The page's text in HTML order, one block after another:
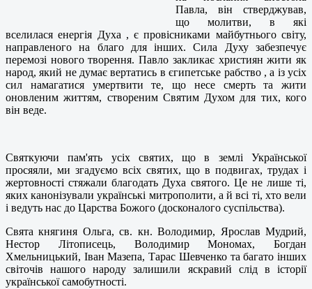
Павла, він стверджував,
що молитви, в які
вселилася енергія Духа , є провісниками майбутнього світу,
направленого на благо для інших. Сила Духу забезпечує
перемозі нового творення. Павло закликає християн жити як
народ, який не думає вертатись в єгипетське рабство , а із усіх
сил намагатися умертвити те, що несе смерть та жити
оновленим життям, створеним Святим Духом для тих, кого
він веде.
Святкуючи пам'ять усіх святих, що в землі Української
просяяли, ми згадуємо всіх святих, що в подвигах, трудах і
жертовності стяжали благодать Духа святого. Це не лише ті,
яких канонізували українські митрополити, а й всі ті, хто вели
і ведуть нас до Царства Божого (досконалого суспільства).
Свята княгиня Ольга, св. кн. Володимир, Ярослав Мудрий,
Нестор Літописець, Володимир Мономах, Богдан
Хмельницький, Іван Мазепа, Тарас Шевченко та багато інших
світочів нашого народу залишили яскравий слід в історії
української самобутності.